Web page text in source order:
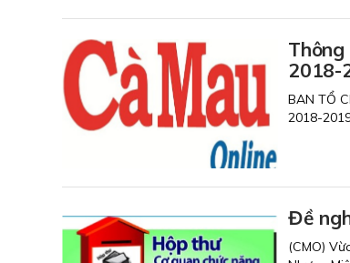
2018-
BAN TỔ
2018-
Đề
(CMO)